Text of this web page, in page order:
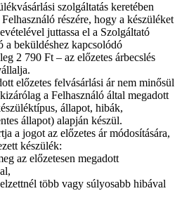
szolgáltatás keretében
részére, hogy a készüléket
juttassa el a Szolgáltató
a beküldéshez kapcsolódó
2 790 Ft – az előzetes árbecslés
előzetes felvásárlási ár nem minősül
a Felhasználó által megadott
állapot, hibák,
állapot) alapján készül.
a jogot az előzetes ár módosítására,
készülék:
az előzetesen megadott
több vagy súlyosabb hibával